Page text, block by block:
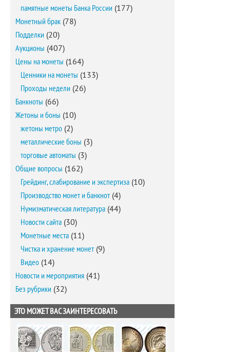
памятные монеты Банка России (177)
Монетный брак (78)
Подделки (20)
Аукционы (407)
Цены на монеты (164)
Ценники на монеты (133)
Проходы недели (26)
Банкноты (66)
Жетоны и боны (10)
жетоны метро (2)
металлические боны (3)
торговые автоматы (3)
Общие вопросы (162)
Грейдинг, слабирование и экспертиза (10)
Производство монет и банкнот(4)
Нумизматическая литература (44)
Новости сайта (30)
Монетные места (11)
Чистка и хранение монет(9)
Видео (14)
Новости и мероприятия (41)
Без рубрики (32)
ЭТО МОЖЕТ ВАС ЗАИНТЕРЕСОВАТЬ